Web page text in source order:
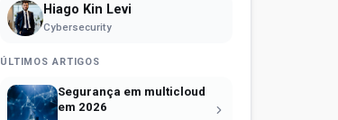
Hiago Kin Levi
Cybersecurity
ÚLTIMOS ARTIGOS
Segurança em multicloud
em 2026